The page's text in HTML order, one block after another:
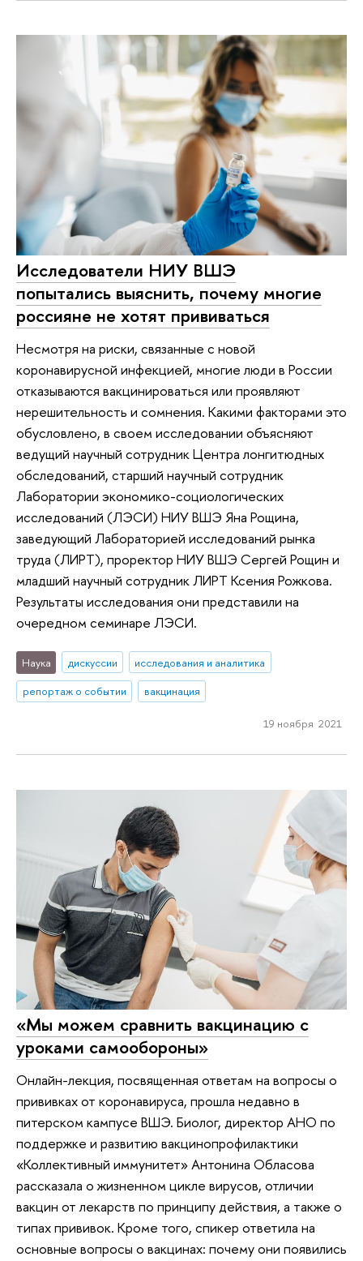
Исследователи НИУ ВШЭ
попытались выяснить, почему многие
россияне не хотят прививаться
Несмотря на риски, связанные с новой
коронавирусной инфекцией, многие люди в России
отказываются вакцинироваться или проявляют
нерешительность и сомнения. Какими факторами это
обусловлено, в своем исследовании объясняют
ведущий научный сотрудник Центра лонгитюдных
обследований, старший научный сотрудник
Лаборатории экономико-социологических
исследований (ЛЭСИ) НИУ ВШЭ Яна Рощина,
заведующий Лабораторией исследований рынка
труда (ЛИРТ), проректор НИУ ВШЭ Сергей Рощин и
младший научный сотрудник ЛИРТ Ксения Рожкова.
Результаты исследования они представили на
очередном семинаре ЛЭСИ.
Наука дискуссии
исследования и аналитика
репортаж о событии
вакцинация
19 ноября 2021
«Мы можем сравнить вакцинацию с
уроками самообороны»
Онлайн-лекция, посвященная ответам на вопросы о
прививках от коронавируса, прошла недавно в
питерском кампусе ВШЭ. Биолог, директор АНО по
поддержке и развитию вакцинопрофилактики
«Коллективный иммунитет» Антонина Обласова
рассказала о жизненном цикле вирусов, отличии
вакцин от лекарств по принципу действия, а также о
типах прививок. Кроме того, спикер ответила на
основные вопросы о вакцинах: почему они появились